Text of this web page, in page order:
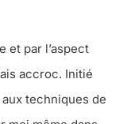
et par l’aspect
accroc. Initié
techniques de